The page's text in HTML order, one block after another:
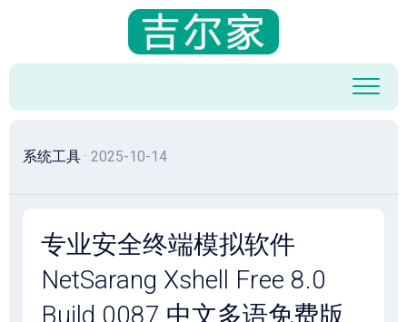
容
系统工具 · 2025-10-14
专业安全终端模拟软件
NetSarang Xshell Free 8.0
Build 0087 中文多语免费版